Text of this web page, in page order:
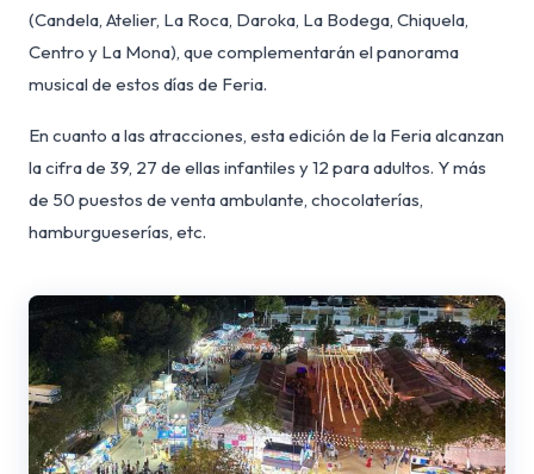
(Candela, Atelier, La Roca, Daroka, La Bodega, Chiquela,
Centro y La Mona), que complementarán el panorama
musical de estos días de Feria.
En cuanto a las atracciones, esta edición de la Feria alcanzan
la cifra de 39, 27 de ellas infantiles y 12 para adultos. Y más
de 50 puestos de venta ambulante, chocolaterías,
hamburgueserías, etc.